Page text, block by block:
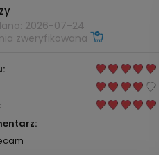
2026-07-24
zweryfikowana